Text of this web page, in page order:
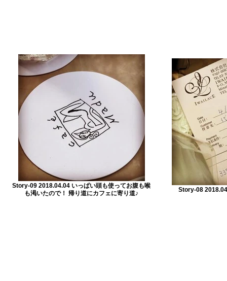
Story-09 2018.04.04 いっぱい頭も使ってお腹も喉
も渇いたので！ 帰り道にカフェに寄り道♪
Story-08